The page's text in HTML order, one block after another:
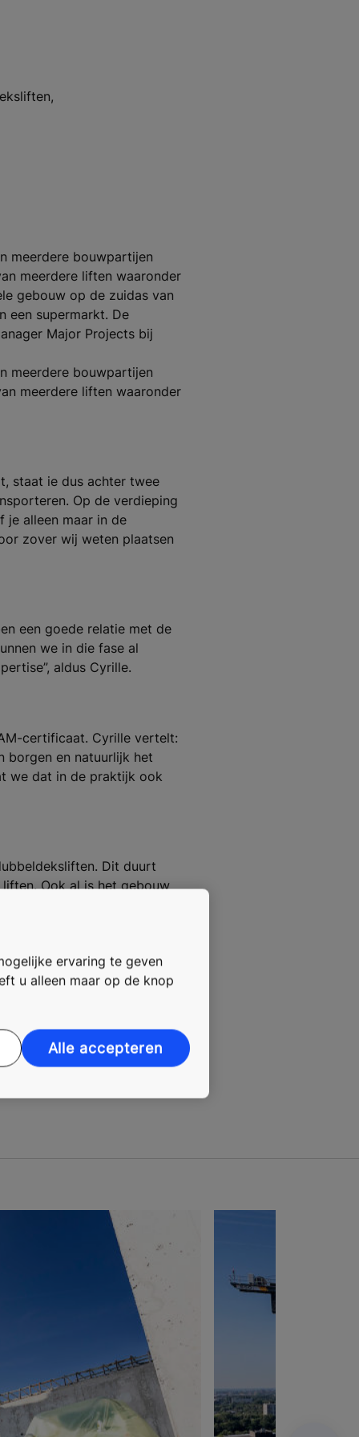
meerdere bouwpartijen
meerdere liften waaronder
gebouw op de zuidas van
een supermarkt. De
Major Projects bij
meerdere bouwpartijen
meerdere liften waaronder
staat ie dus achter twee
Op de verdieping
je alleen maar in de
zover wij weten plaatsen
een goede relatie met de
we in die fase al
aldus Cyrille.
certificaat. Cyrille vertelt:
borgen en natuurlijk het
we dat in de praktijk ook
Dit duurt
Ook al is het gebouw
ervaring te geven
u alleen maar op de knop
Alle accepteren